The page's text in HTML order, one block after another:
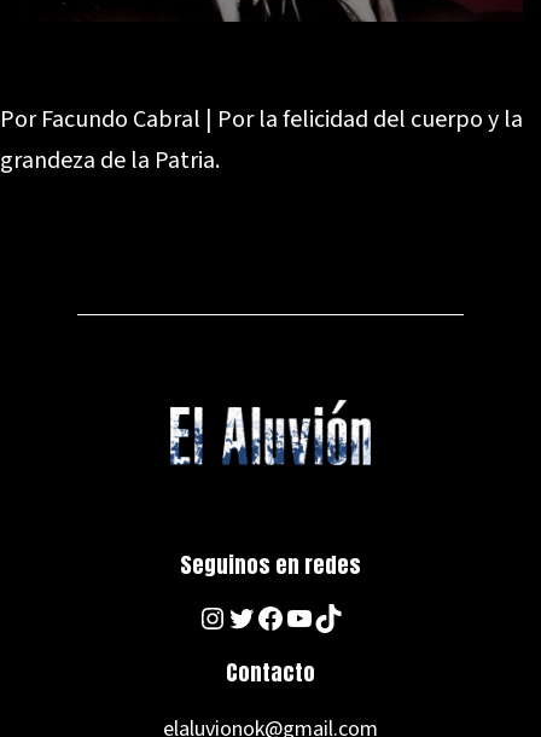
Por Facundo Cabral | Por la felicidad del cuerpo y la
grandeza de la Patria.
Seguinos en redes
Instagram
Twitter
Facebook
YouTube
TikTok
Contacto
elaluvionok@gmail.com